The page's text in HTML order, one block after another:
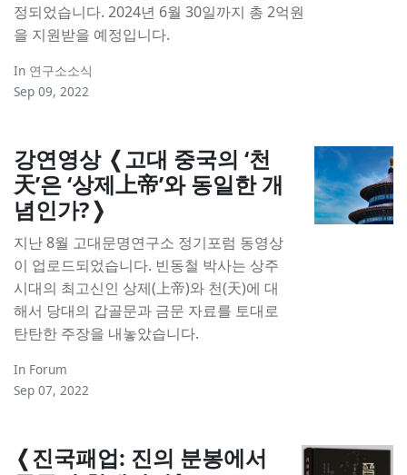
정되었습니다. 2024년 6월 30일까지 총 2억원
을 지원받을 예정입니다.
In 연구소소식
Sep 09, 2022
강연영상 ❬고대 중국의 ‘천
天’은 ‘상제上帝’와 동일한 개
념인가?❭
지난 8월 고대문명연구소 정기포럼 동영상
이 업로드되었습니다. 빈동철 박사는 상주
시대의 최고신인 상제(上帝)와 천(天)에 대
해서 당대의 갑골문과 금문 자료를 토대로
탄탄한 주장을 내놓았습니다.
In Forum
Sep 07, 2022
❬진국패업: 진의 분봉에서